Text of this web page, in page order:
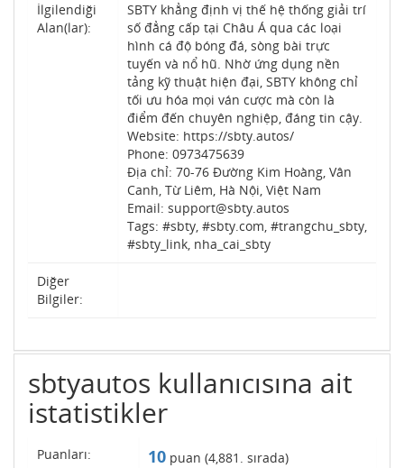
İlgilendiği
Alan(lar):
SBTY khẳng định vị thế hệ thống giải trí
số đẳng cấp tại Châu Á qua các loại
hình cá độ bóng đá, sòng bài trực
tuyến và nổ hũ. Nhờ ứng dụng nền
tảng kỹ thuật hiện đại, SBTY không chỉ
tối ưu hóa mọi ván cược mà còn là
điểm đến chuyên nghiệp, đáng tin cậy.
Website: https://sbty.autos/
Phone: 0973475639
Địa chỉ: 70-76 Đường Kim Hoàng, Vân
Canh, Từ Liêm, Hà Nội, Việt Nam
Email: support@sbty.autos
Tags: #sbty, #sbty.com, #trangchu_sbty,
#sbty_link, nha_cai_sbty
Diğer
Bilgiler:
sbtyautos kullanıcısına ait
istatistikler
Puanları: 10 puan (4,881 . sırada)